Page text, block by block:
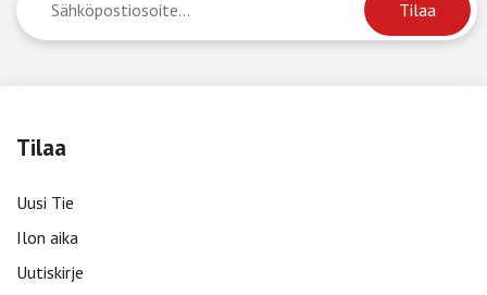
Tilaa
Uusi Tie
Ilon aika
Uutiskirje